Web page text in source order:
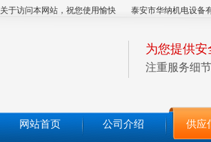
关于访问本网站，祝您使用愉快 泰安市华纳机电设备
为您提供
注重服务细
网站首页 公司介绍 供应